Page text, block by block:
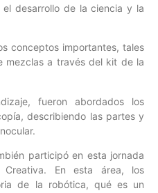
desarrollo de la ciencia y la
conceptos importantes, tales
mezclas a través del kit de la
fueron abordados los
describiendo las partes y
participó en esta jornada
En esta área, los
de la robótica, qué es un